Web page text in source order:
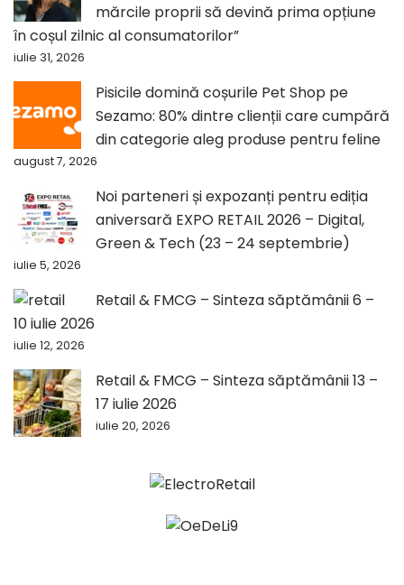
mărcile proprii să devină prima opțiune
în coșul zilnic al consumatorilor”
iulie 31, 2026
Pisicile domină coșurile Pet Shop pe
Sezamo: 80% dintre clienții care cumpără
din categorie aleg produse pentru feline
august 7, 2026
Noi parteneri și expozanți pentru ediția
aniversară EXPO RETAIL 2026 – Digital,
Green & Tech (23 – 24 septembrie)
iulie 5, 2026
Retail & FMCG – Sinteza săptămânii 6 –
10 iulie 2026
iulie 12, 2026
Retail & FMCG – Sinteza săptămânii 13 –
17 iulie 2026
iulie 20, 2026